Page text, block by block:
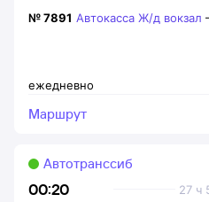
ежедневно
№7891 Автокасса Ж/д вокзал
Маршрут
00:20 27 ч
Автотранссиб